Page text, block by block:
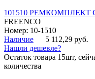
101510 РЕМКОМПЛЕКТ
FREENCO
Номер: 10-1510
Наличие
5 112,29 руб.
Нашли дешевле?
Остаток товара 15шт,
количества